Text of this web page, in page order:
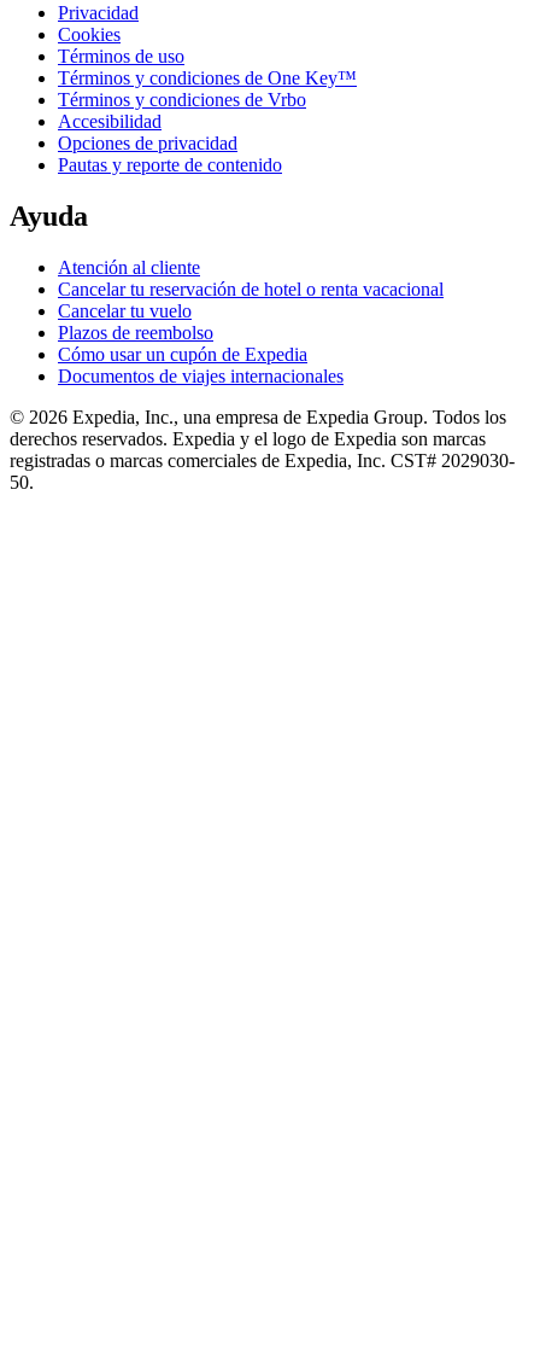
Privacidad
Cookies
Términos de uso
Términos y condiciones de One Key™
Términos y condiciones de Vrbo
Accesibilidad
Opciones de privacidad
Pautas y reporte de contenido
Ayuda
Atención al cliente
Cancelar tu reservación de hotel o renta vacacional
Cancelar tu vuelo
Plazos de reembolso
Cómo usar un cupón de Expedia
Documentos de viajes internacionales
© 2026 Expedia, Inc., una empresa de Expedia Group. Todos los
derechos reservados. Expedia y el logo de Expedia son marcas
registradas o marcas comerciales de Expedia, Inc. CST# 2029030-
50.